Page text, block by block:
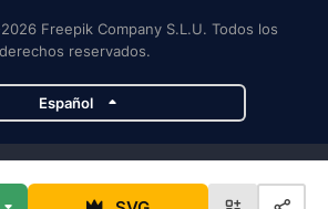
Freepik Company S.L.U. Todos los
derechos reservados.
Español